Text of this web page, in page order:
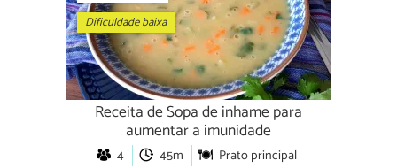
Dificuldade baixa
Receita de Sopa de inhame para
aumentar a imunidade
4 45m Prato principal